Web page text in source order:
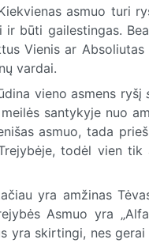
asmuo turi
būti gailestingas.
Vienis ar Absoliutas
vardai.
vieno asmens ryšį
santykyje nuo
asmuo, tada
todėl vien
yra amžinas
Asmuo yra
yra skirtingi, nes